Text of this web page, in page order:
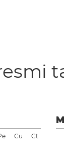
Cu Ct